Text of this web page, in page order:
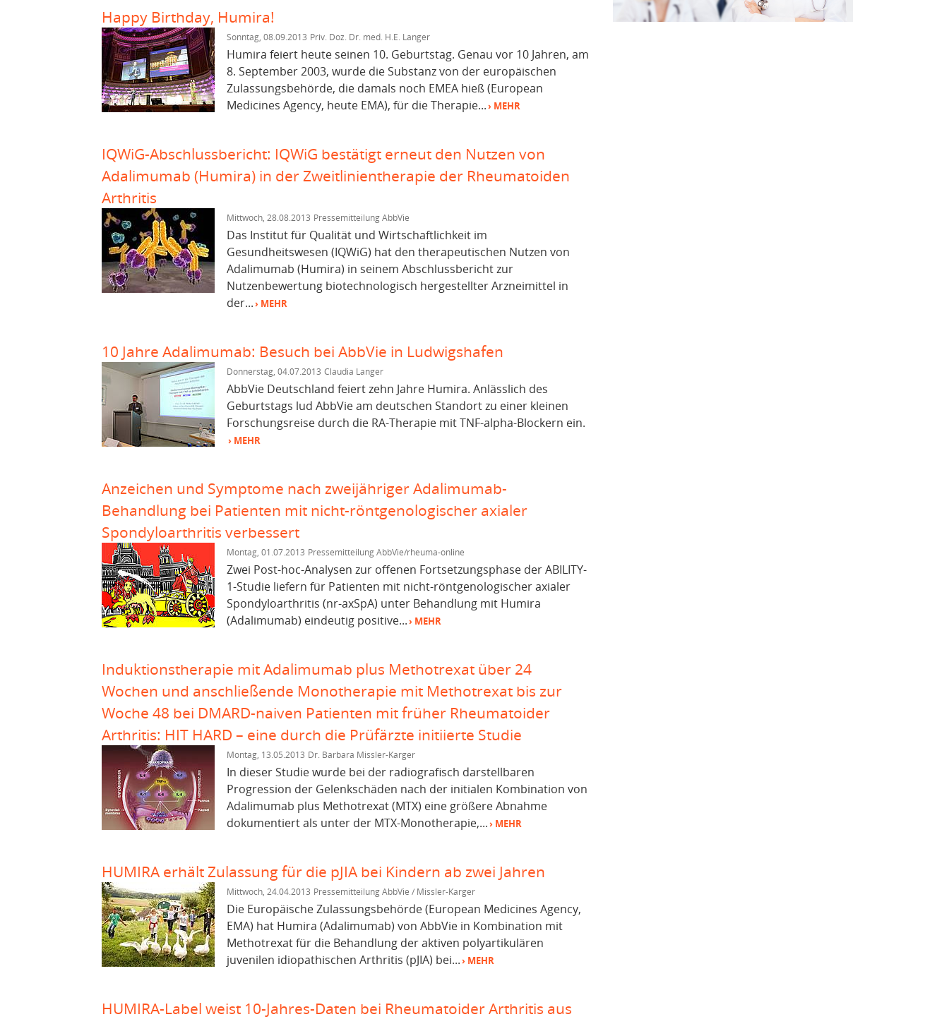
Happy Birthday, Humira!
Sonntag, 08.09.2013 Priv. Doz. Dr. med. H.E. Langer
Humira feiert heute seinen 10. Geburtstag. Genau vor 10 Jahren, am
8. September 2003, wurde die Substanz von der europäischen
Zulassungsbehörde, die damals noch EMEA hieß (European
Medicines Agency, heute EMA), für die Therapie...› MEHR
IQWiG-Abschlussbericht: IQWiG bestätigt erneut den Nutzen von
Adalimumab (Humira) in der Zweitlinientherapie der Rheumatoiden
Arthritis
Mittwoch, 28.08.2013 Pressemitteilung AbbVie
Das Institut für Qualität und Wirtschaftlichkeit im
Gesundheitswesen (IQWiG) hat den therapeutischen Nutzen von
Adalimumab (Humira) in seinem Abschlussbericht zur
Nutzenbewertung biotechnologisch hergestellter Arzneimittel in
der...› MEHR
10 Jahre Adalimumab: Besuch bei AbbVie in Ludwigshafen
Donnerstag, 04.07.2013 Claudia Langer
AbbVie Deutschland feiert zehn Jahre Humira. Anlässlich des
Geburtstags lud AbbVie am deutschen Standort zu einer kleinen
Forschungsreise durch die RA-Therapie mit TNF-alpha-Blockern ein.
› MEHR
Anzeichen und Symptome nach zweijähriger Adalimumab-
Behandlung bei Patienten mit nicht-röntgenologischer axialer
Spondyloarthritis verbessert
Montag, 01.07.2013 Pressemitteilung AbbVie/rheuma-online
Zwei Post-hoc-Analysen zur offenen Fortsetzungsphase der ABILITY-
1-Studie liefern für Patienten mit nicht-röntgenologischer axialer
Spondyloarthritis (nr-axSpA) unter Behandlung mit Humira
(Adalimumab) eindeutig positive...› MEHR
Induktionstherapie mit Adalimumab plus Methotrexat über 24
Wochen und anschließende Monotherapie mit Methotrexat bis zur
Woche 48 bei DMARD-naiven Patienten mit früher Rheumatoider
Arthritis: HIT HARD – eine durch die Prüfärzte initiierte Studie
Montag, 13.05.2013 Dr. Barbara Missler-Karger
In dieser Studie wurde bei der radiografisch darstellbaren
Progression der Gelenkschäden nach der initialen Kombination von
Adalimumab plus Methotrexat (MTX) eine größere Abnahme
dokumentiert als unter der MTX-Monotherapie,...› MEHR
HUMIRA erhält Zulassung für die pJIA bei Kindern ab zwei Jahren
Mittwoch, 24.04.2013 Pressemitteilung AbbVie / Missler-Karger
Die Europäische Zulassungsbehörde (European Medicines Agency,
EMA) hat Humira (Adalimumab) von AbbVie in Kombination mit
Methotrexat für die Behandlung der aktiven polyartikulären
juvenilen idiopathischen Arthritis (pJIA) bei...› MEHR
HUMIRA-Label weist 10-Jahres-Daten bei Rheumatoider Arthritis aus